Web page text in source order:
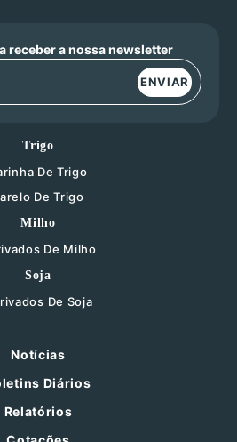
receber a nossa newsletter
ENVIAR
Trigo
De Trigo
De Trigo
Milho
De Milho
Soja
De Soja
Notícias
Diários
Relatórios